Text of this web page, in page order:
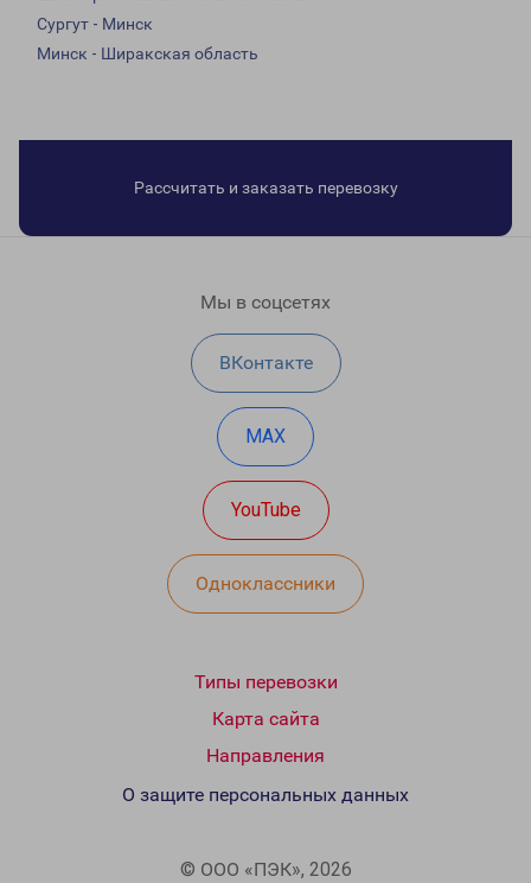
Сургут - Минск
Минск - Ширакская область
Рассчитать и заказать перевозку
Мы в соцсетях
ВКонтакте
MAX
YouTube
Одноклассники
Типы перевозки
Карта сайта
Направления
© ООО «ПЭК», 2026
О защите персональных данных